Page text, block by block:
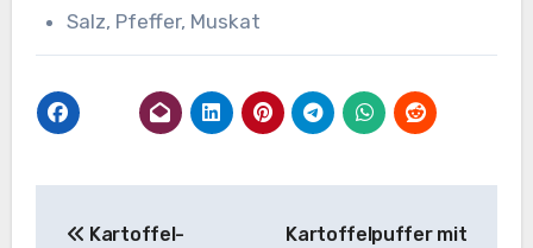
Salz, Pfeffer, Muskat
Kartoffel-
Kartoffelpuffer mit